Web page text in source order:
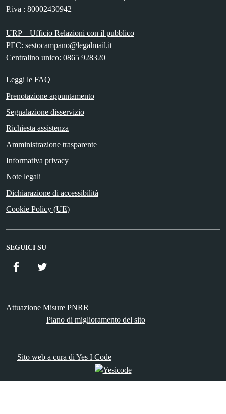
P.iva : 80002430942
URP – Ufficio Relazioni con il pubblico
PEC: sestocampano@legalmail.it
Centralino unico: 0865 928320
Leggi le FAQ
Prenotazione appuntamento
Segnalazione disservizio
Richiesta assistenza
Amministrazione trasparente
Informativa privacy
Note legali
Dichiarazione di accessibilità
Cookie Policy (UE)
SEGUICI SU
Facebook
Attuazione Misure PNRR
Piano di miglioramento del sito
Sito web a cura di Yes I Code